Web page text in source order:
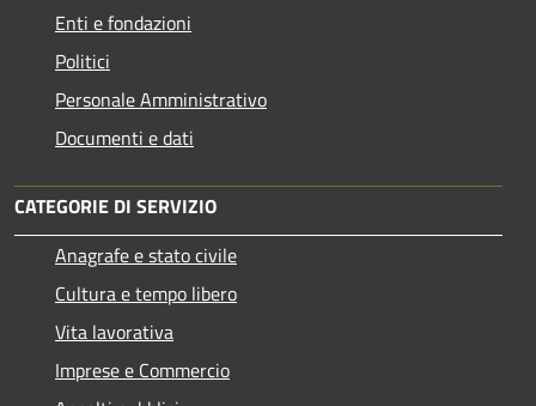
Enti e fondazioni
Politici
Personale Amministrativo
Documenti e dati
CATEGORIE DI SERVIZIO
Anagrafe e stato civile
Cultura e tempo libero
Vita lavorativa
Imprese e Commercio